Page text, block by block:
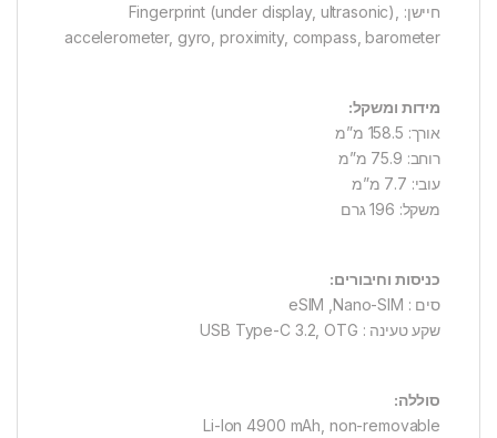
חיישן: Fingerprint (under display, ultrasonic),
accelerometer, gyro, proximity, compass, barometer
מידות ומשקל:
אורך: 158.5 מ”מ
רוחב: 75.9 מ”מ
עובי: 7.7 מ”מ
משקל: 196 גרם
כניסות וחיבורים:
סים : eSIM ,Nano-SIM
שקע טעינה : USB Type-C 3.2, OTG
סוללה:
Li-Ion 4900 mAh, non-removable